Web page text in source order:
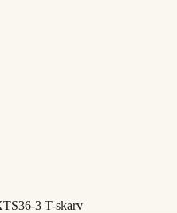
3 T-skarv